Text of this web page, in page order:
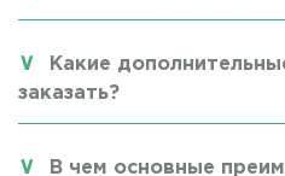
Какие
заказать?
В чем основные